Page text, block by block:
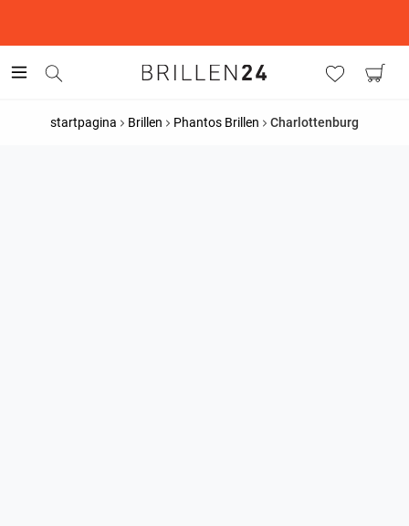
startpagina Brillen Phantos Brillen Charlottenburg